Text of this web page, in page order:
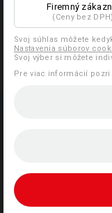
Firemný
(Ceny bez DPH)
Svoj súhlas môžete
Nastavenia súborov
Svoj výber si môžete
Pre viac informácií pozri